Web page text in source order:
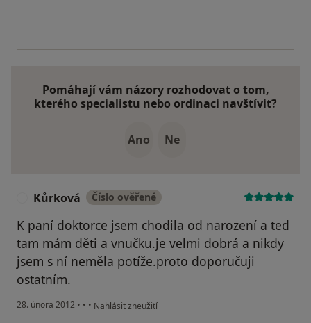
Pomáhají vám názory rozhodovat o tom,
kterého specialistu nebo ordinaci navštívit?
Ano Ne
Kůrková Číslo ověřené
K paní doktorce jsem chodila od narození a ted
tam mám děti a vnučku.je velmi dobrá a nikdy
jsem s ní neměla potíže.proto doporučuji
ostatním.
28. února 2012 • • • podle názoru uživatele Kůrková
Nahlásit zneužití